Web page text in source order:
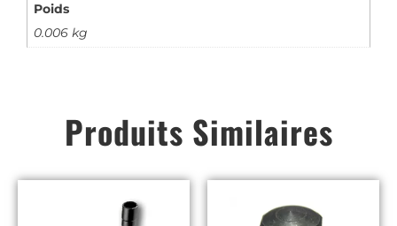
Poids
0.006 kg
Produits Similaires